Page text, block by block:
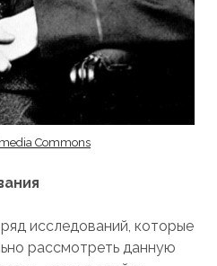
Commons
исследований, которые
рассмотреть данную